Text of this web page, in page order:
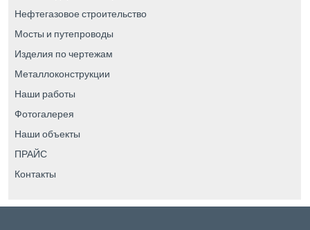
Нефтегазовое строительство
Мосты и путепроводы
Изделия по чертежам
Металлоконструкции
Наши работы
Фотогалерея
Наши объекты
ПРАЙС
Контакты